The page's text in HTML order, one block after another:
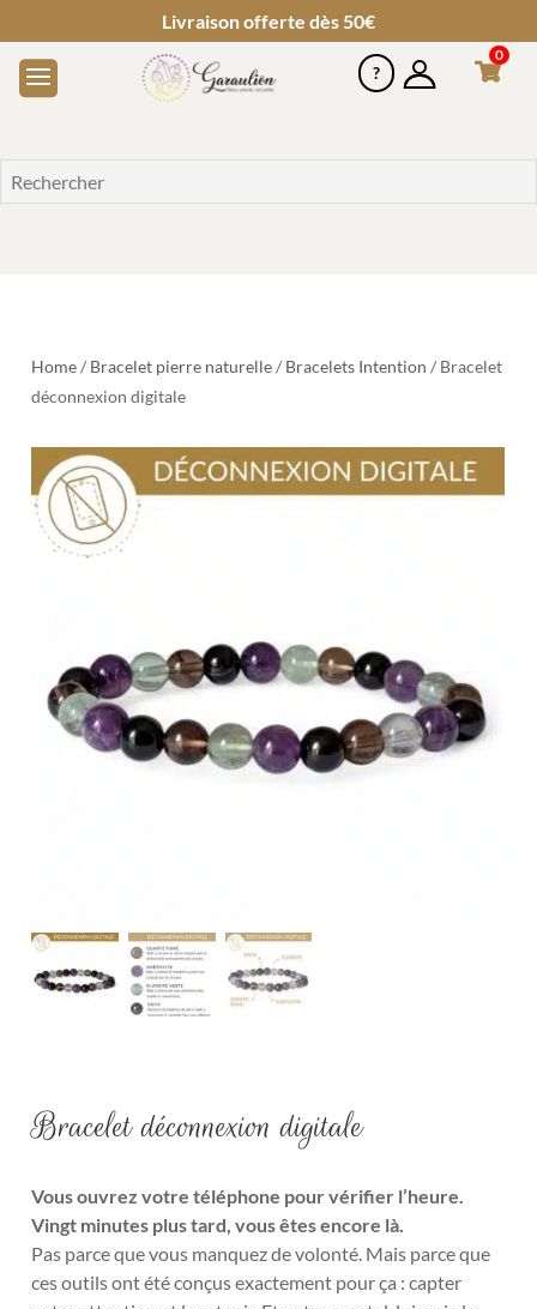
Livraison offerte dès 50€
0
Home/ Bracelet pierre naturelle/ Bracelets Intention / Bracelet
déconnexion digitale
Bracelet déconnexion digitale
Vous ouvrez votre téléphone pour vérifier l’heure.
Vingt minutes plus tard, vous êtes encore là.
Pas parce que vous manquez de volonté. Mais parce que
ces outils ont été conçus exactement pour ça : capter